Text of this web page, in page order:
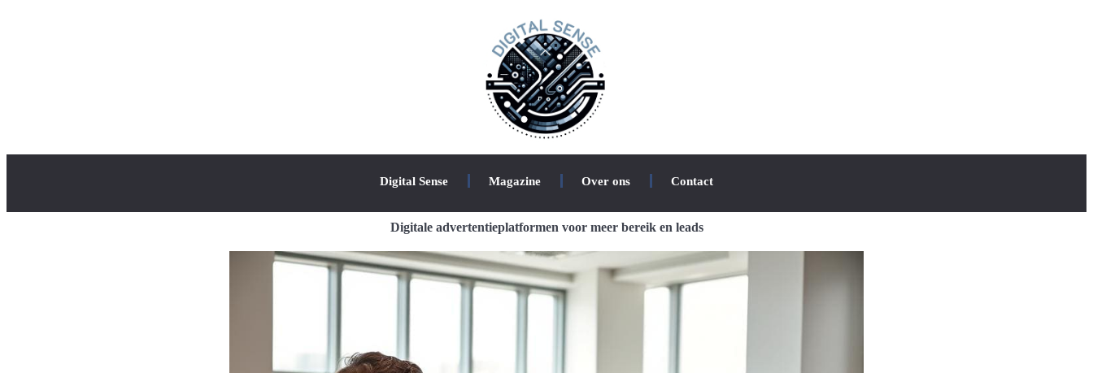
Digital Sense Magazine Over ons Contact
Digitale advertentieplatformen voor meer bereik en leads